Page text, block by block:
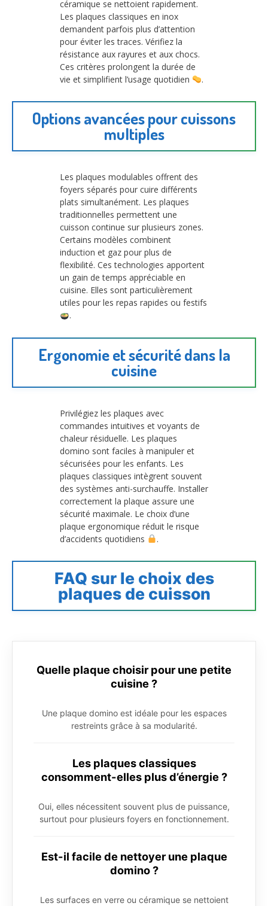
céramique se nettoient rapidement.
Les plaques classiques en inox
demandent parfois plus d’attention
pour éviter les traces. Vérifiez la
résistance aux rayures et aux chocs.
Ces critères prolongent la durée de
vie et simplifient l’usage quotidien
.
Options avancées pour cuissons
multiples
Les plaques modulables offrent des
foyers séparés pour cuire différents
plats simultanément. Les plaques
traditionnelles permettent une
cuisson continue sur plusieurs zones.
Certains modèles combinent
induction et gaz pour plus de
flexibilité. Ces technologies apportent
un gain de temps appréciable en
cuisine. Elles sont particulièrement
utiles pour les repas rapides ou festifs
.
Ergonomie et sécurité dans la
cuisine
Privilégiez les plaques avec
commandes intuitives et voyants de
chaleur résiduelle. Les plaques
domino sont faciles à manipuler et
sécurisées pour les enfants. Les
plaques classiques intègrent souvent
des systèmes anti-surchauffe. Installer
correctement la plaque assure une
sécurité maximale. Le choix d’une
plaque ergonomique réduit le risque
d’accidents quotidiens
.
FAQ sur le choix des
plaques de cuisson
Quelle plaque choisir pour une petite
cuisine ?
Une plaque domino est idéale pour les espaces
restreints grâce à sa modularité.
Les plaques classiques
consomment-elles plus d’énergie ?
Oui, elles nécessitent souvent plus de puissance,
surtout pour plusieurs foyers en fonctionnement.
Est-il facile de nettoyer une plaque
domino ?
Les surfaces en verre ou céramique se nettoient